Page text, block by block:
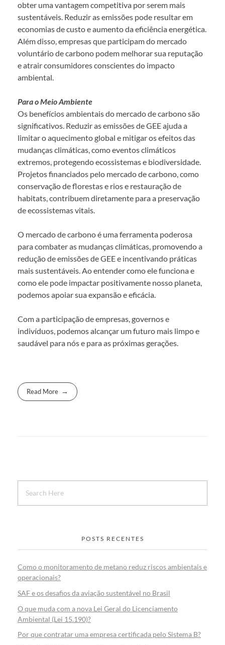
obter uma vantagem competitiva por serem mais
sustentáveis. Reduzir as emissões pode resultar em
economias de custo e aumento da eficiência energética.
Além disso, empresas que participam do mercado
voluntário de carbono podem melhorar sua reputação
e atrair consumidores conscientes do impacto
ambiental.
Para o Meio Ambiente
Os benefícios ambientais do mercado de carbono são
significativos. Reduzir as emissões de GEE ajuda a
limitar o aquecimento global e mitigar os efeitos das
mudanças climáticas, como eventos climáticos
extremos, protegendo ecossistemas e biodiversidade.
Projetos financiados pelo mercado de carbono, como
conservação de florestas e rios e restauração de
habitats, contribuem diretamente para a preservação
de ecossistemas vitais.
O mercado de carbono é uma ferramenta poderosa
para combater as mudanças climáticas, promovendo a
redução de emissões de GEE e incentivando práticas
mais sustentáveis. Ao entender como ele funciona e
como ele pode impactar positivamente nosso planeta,
podemos apoiar sua expansão e eficácia.
Com a participação de empresas, governos e
indivíduos, podemos alcançar um futuro mais limpo e
saudável para nós e para as próximas gerações.
Read More
POSTS RECENTES
Como o monitoramento de metano reduz riscos ambientais e
operacionais?
SAF e os desafios da aviação sustentável no Brasil
O que muda com a nova Lei Geral do Licenciamento
Ambiental (Lei 15.190)?
Por que contratar uma empresa certificada pelo Sistema B?